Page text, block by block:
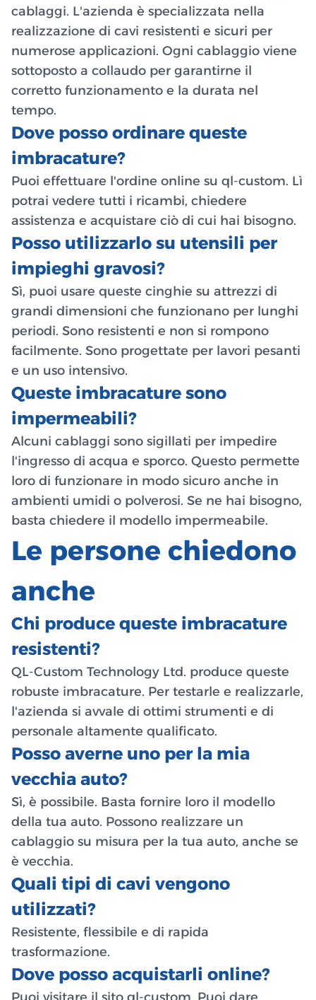
cablaggi. L'azienda è specializzata nella
realizzazione di cavi resistenti e sicuri per
numerose applicazioni. Ogni cablaggio viene
sottoposto a collaudo per garantirne il
corretto funzionamento e la durata nel
tempo.
Dove posso ordinare queste
imbracature?
Puoi effettuare l'ordine online su ql-custom. Lì
potrai vedere tutti i ricambi, chiedere
assistenza e acquistare ciò di cui hai bisogno.
Posso utilizzarlo su utensili per
impieghi gravosi?
Sì, puoi usare queste cinghie su attrezzi di
grandi dimensioni che funzionano per lunghi
periodi. Sono resistenti e non si rompono
facilmente. Sono progettate per lavori pesanti
e un uso intensivo.
Queste imbracature sono
impermeabili?
Alcuni cablaggi sono sigillati per impedire
l'ingresso di acqua e sporco. Questo permette
loro di funzionare in modo sicuro anche in
ambienti umidi o polverosi. Se ne hai bisogno,
basta chiedere il modello impermeabile.
Le persone chiedono
anche
Chi produce queste imbracature
resistenti?
QL-Custom Technology Ltd. produce queste
robuste imbracature. Per testarle e realizzarle,
l'azienda si avvale di ottimi strumenti e di
personale altamente qualificato.
Posso averne uno per la mia
vecchia auto?
Sì, è possibile. Basta fornire loro il modello
della tua auto. Possono realizzare un
cablaggio su misura per la tua auto, anche se
è vecchia.
Quali tipi di cavi vengono
utilizzati?
Resistente, flessibile e di rapida
trasformazione.
Dove posso acquistarli online?